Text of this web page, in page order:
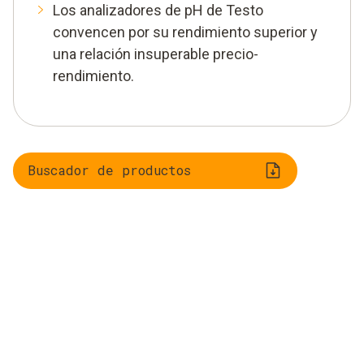
Los analizadores de pH de Testo
convencen por su rendimiento superior y
una relación insuperable precio-
rendimiento.
Buscador de productos